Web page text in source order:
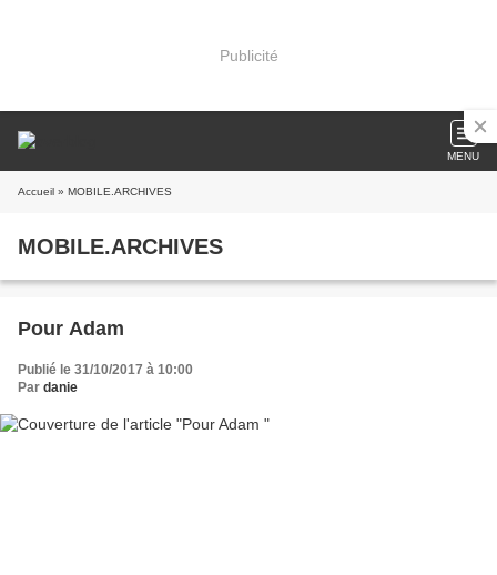
Publicité
MENU
Accueil » MOBILE.ARCHIVES
MOBILE.ARCHIVES
Pour Adam
Publié le 31/10/2017 à 10:00
Par danie